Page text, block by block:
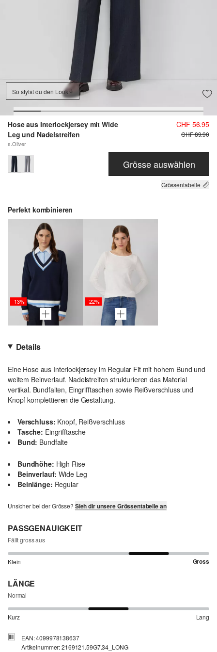
So stylst du den Look
Hose aus Interlockjersey mit Wide
Leg und Nadelstreifen
s.Oliver
CHF 56.95
CHF 89.90
Grösse auswählen
Grössentabelle
Perfekt kombinieren
-13% -22%
Details
Eine Hose aus Interlockjersey im Regular Fit mit hohem Bund und
weitem Beinverlauf. Nadelstreifen strukturieren das Material
vertikal. Bundfalten, Eingrifftaschen sowie Reißverschluss und
Knopf komplettieren die Gestaltung.
Verschluss: Knopf, Reißverschluss
Tasche: Eingrifftasche
Bund: Bundfalte
Bundhöhe: High Rise
Beinverlauf: Wide Leg
Beinlänge: Regular
Unsicher bei der Grösse? Sieh dir unsere Grössentabelle an
PASSGENAUIGKEIT
Fällt gross aus
Klein Gross
LÄNGE
Normal
Kurz Lang
EAN: 4099978138637
Artikelnummer: 2169121.59G7.34_LONG